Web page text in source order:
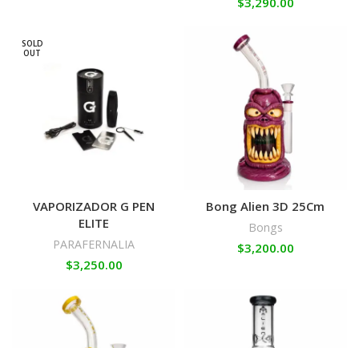
SOLD
OUT
VAPORIZADOR G PEN
ELITE
PARAFERNALIA
$3,250.00
Bong Alien 3D 25Cm
Bongs
$3,200.00